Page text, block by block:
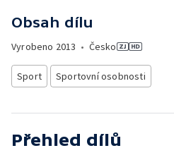
Obsah dílu
Vyrobeno 2013 • Česko
Sport Sportovní osobnosti
Přehled dílů